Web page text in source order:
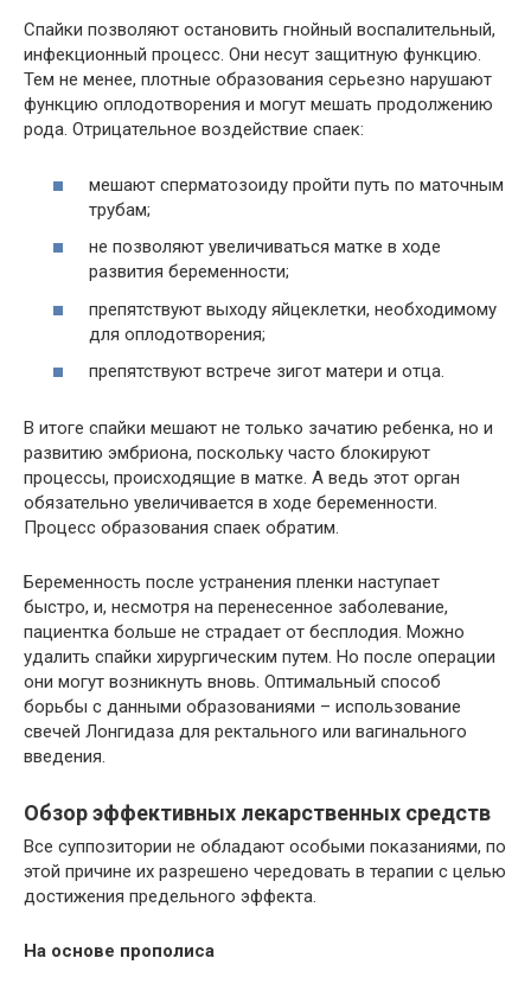
Спайки позволяют остановить гнойный воспалительный,
инфекционный процесс. Они несут защитную функцию.
Тем не менее, плотные образования серьезно нарушают
функцию оплодотворения и могут мешать продолжению
рода. Отрицательное воздействие спаек:
мешают сперматозоиду пройти путь по маточным
трубам;
не позволяют увеличиваться матке в ходе
развития беременности;
препятствуют выходу яйцеклетки, необходимому
для оплодотворения;
препятствуют встрече зигот матери и отца.
В итоге спайки мешают не только зачатию ребенка, но и
развитию эмбриона, поскольку часто блокируют
процессы, происходящие в матке. А ведь этот орган
обязательно увеличивается в ходе беременности.
Процесс образования спаек обратим.
Беременность после устранения пленки наступает
быстро, и, несмотря на перенесенное заболевание,
пациентка больше не страдает от бесплодия. Можно
удалить спайки хирургическим путем. Но после операции
они могут возникнуть вновь. Оптимальный способ
борьбы с данными образованиями – использование
свечей Лонгидаза для ректального или вагинального
введения.
Обзор эффективных лекарственных средств
Все суппозитории не обладают особыми показаниями, по
этой причине их разрешено чередовать в терапии с целью
достижения предельного эффекта.
На основе прополиса